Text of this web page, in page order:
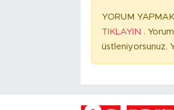
YORUM
TIKLAYIN .
üstleniyorsunuz.